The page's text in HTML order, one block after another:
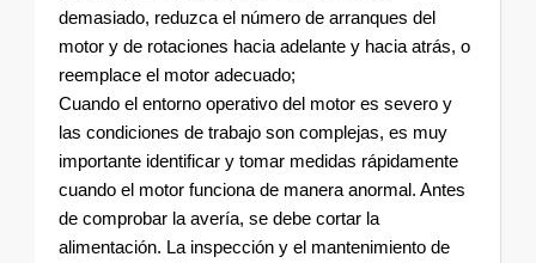
demasiado, reduzca el número de arranques del
motor y de rotaciones hacia adelante y hacia atrás, o
reemplace el motor adecuado;
Cuando el entorno operativo del motor es severo y
las condiciones de trabajo son complejas, es muy
importante identificar y tomar medidas rápidamente
cuando el motor funciona de manera anormal. Antes
de comprobar la avería, se debe cortar la
alimentación. La inspección y el mantenimiento de